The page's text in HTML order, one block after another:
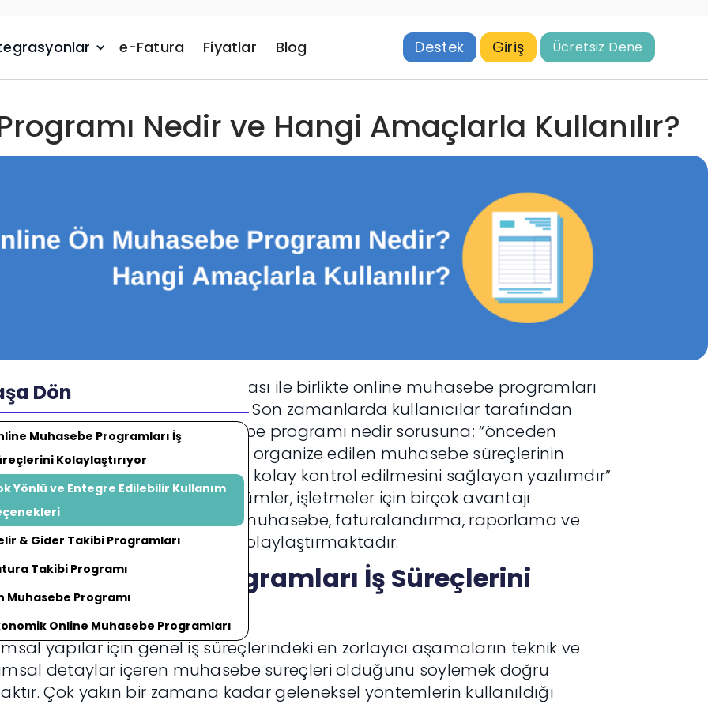
e-Fatura Fiyatlar Blog Destek Giriş Ücretsiz Dene
Nedir ve Hangi Amaçlarla Kullanılır?
Dön
Muhasebe Programları İş
Kolaylaştırıyor
Yönlü ve Entegre Edilebilir Kullanım
& Gider Takibi Programları
Takibi Programı
Muhasebe Programı
Online Muhasebe Programları
teknolojilerinin yaygınlaşması ile birlikte online muhasebe programları
araçları da yaygınlaştı. Son zamanlarda kullanıcılar tarafından
sık sorulan online muhasebe programı nedir sorusuna; “önceden
yöntemlerle lokal olarak organize edilen muhasebe süreçlerinin
ortamdaki olanaklar ile daha kolay kontrol edilmesini sağlayan yazılımdır”
verilebilir. Bu gibi yenilikçi çözümler, işletmeler için birçok avantajı
getirmekle birlikte ön muhasebe, faturalandırma, raporlama ve
gibi detaylı süreçleri de kolaylaştırmaktadır.
Muhasebe Programları İş Süreçlerini
yapılar için genel iş süreçlerindeki en zorlayıcı aşamaların teknik ve
detaylar içeren muhasebe süreçleri olduğunu söylemek doğru
Çok yakın bir zamana kadar geleneksel yöntemlerin kullanıldığı